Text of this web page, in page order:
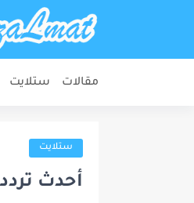
مقالات ستلايت
ستلايت
أحدث